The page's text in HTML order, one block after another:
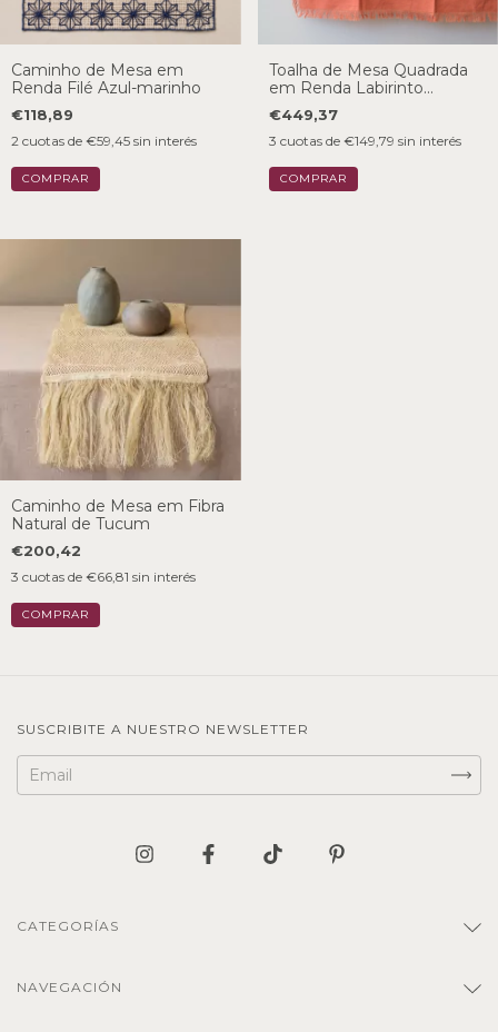
Caminho de Mesa em
Renda Filé Azul-marinho
€118,89
2 cuotas de €59,45 sin interés
Toalha de Mesa Quadrada
em Renda Labirinto
-1,50X1,50 cm
€449,37
3 cuotas de €149,79 sin interés
Caminho de Mesa em Fibra
Natural de Tucum
€200,42
3 cuotas de €66,81 sin interés
SUSCRIBITE A NUESTRO NEWSLETTER
CATEGORÍAS
NAVEGACIÓN